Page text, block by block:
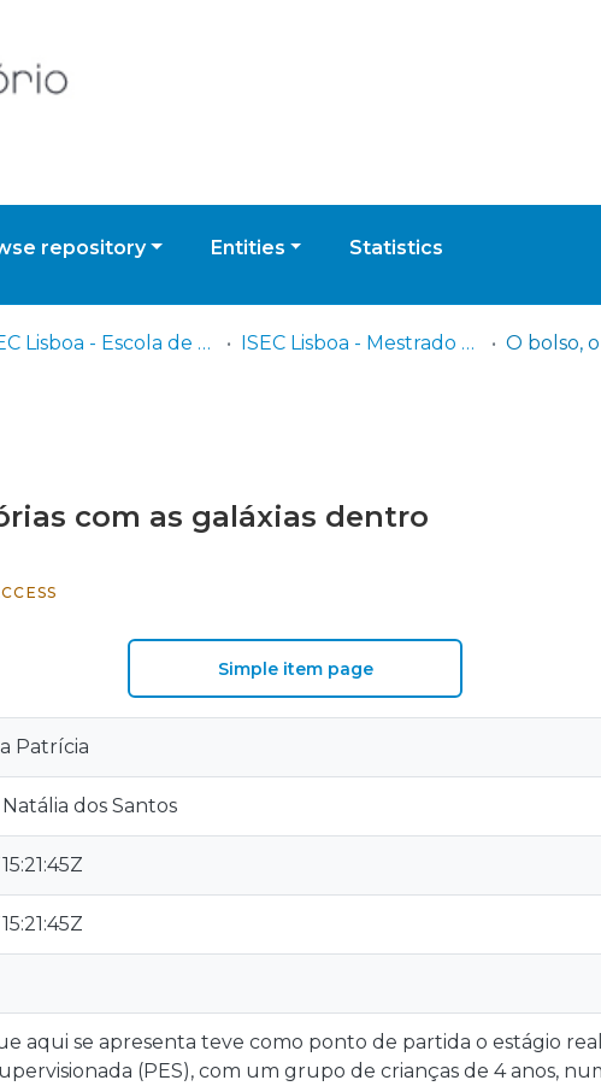
repository Entities Statistics
ISEC Lisboa - Escola de Educação e Desenvolvimento Humano ISEC Lisboa - Mestrado em Educação Pré-Escolar
com as galáxias dentro
Simple item page
Patrícia
Natália dos Santos
aqui se apresenta teve como ponto de partida o estágio
(PES), com um grupo de crianças de 4 anos,